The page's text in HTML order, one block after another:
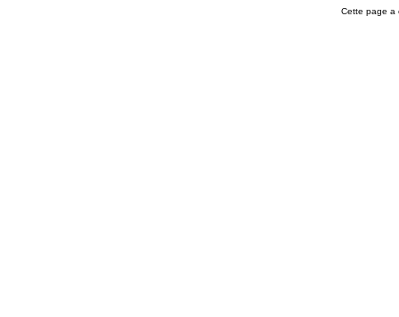
Cette page a